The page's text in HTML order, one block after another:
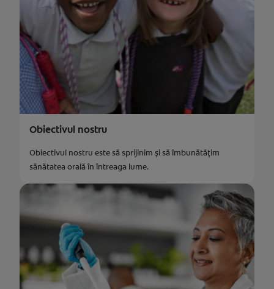
Obiectivul nostru
Obiectivul nostru este să sprijinim și să îmbunătățim
sănătatea orală în întreaga lume.